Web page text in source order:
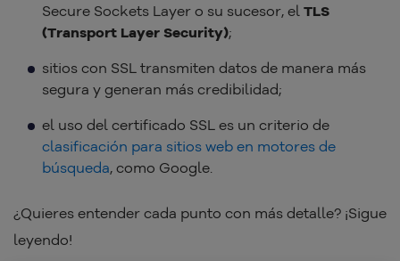
Secure Sockets Layer o su sucesor, el TLS
(Transport Layer Security);
sitios con SSL transmiten datos de manera más
segura y generan más credibilidad;
el uso del certificado SSL es un criterio de
clasificación para sitios web en motores de
búsqueda, como Google.
¿Quieres entender cada punto con más detalle? ¡Sigue
leyendo!